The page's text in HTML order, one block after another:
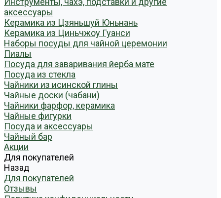
аксессуары
Керамика из Цзяньшуй Юньнань
Керамика из Циньчжоу Гуанси
Наборы посуды для чайной церемонии
Пиалы
Посуда для заваривания йерба мате
Посуда из стекла
Чайники из исинской глины
Чайные доски (чабани)
Чайники фарфор, керамика
Чайные фигурки
Посуда и аксессуары
Чайный бар
Акции
Для покупателей
Назад
Для покупателей
Отзывы